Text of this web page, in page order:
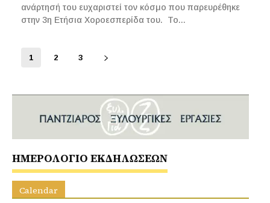
ανάρτησή του ευχαριστεί τον κόσμο που παρευρέθηκε
στην 3η Ετήσια Χοροεσπερίδα του. Το...
1 2 3
ΗΜΕΡΟΛΟΓΙΟ ΕΚΔΗΛΩΣΕΩΝ
Calendar